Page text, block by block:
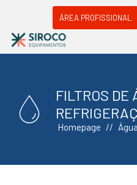
ÁREA PROFISSIONAL
FILTROS DE
Homepage